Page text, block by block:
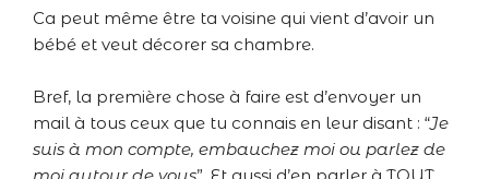
Ca peut même être ta voisine qui vient d’avoir un
bébé et veut décorer sa chambre.
Bref, la première chose à faire est d’envoyer un
mail à tous ceux que tu connais en leur disant : “Je
suis à mon compte, embauchez moi ou parlez de